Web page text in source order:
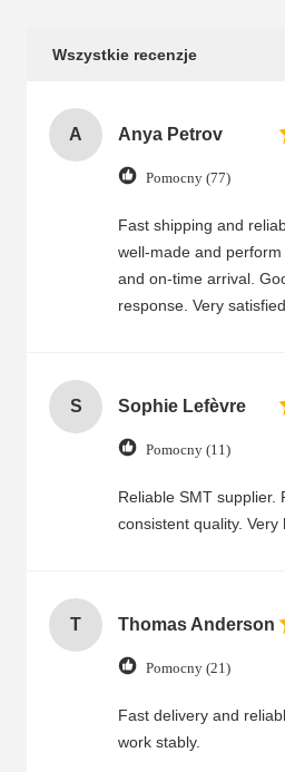
Wszystkie recenzje
A Anya Petrov
Pomocny (77)
Fast shipping and
well-made and
and on-time arrival.
response. Very satisfied.
S Sophie Lefèvre
Pomocny (11)
Reliable SMT supplier.
consistent quality. Very
T Thomas Anderson
Pomocny (21)
Fast delivery and
work stably.